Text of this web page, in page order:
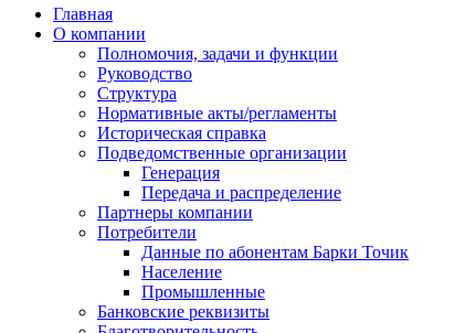
Главная
О компании
Полномочия, задачи и функции
Руководство
Структура
Нормативные акты/регламенты
Историческая справка
Подведомственные организации
Генерация
Передача и распределение
Партнеры компании
Потребители
Данные по абонентам Барки Точик
Население
Промышленные
Банковские реквизиты